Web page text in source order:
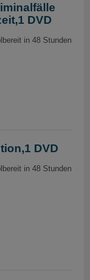
DVD
in 48 Stunden
DVD
in 48 Stunden